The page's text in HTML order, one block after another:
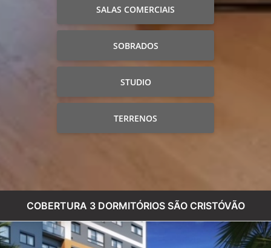
SALAS COMERCIAIS
SOBRADOS
STUDIO
TERRENOS
COBERTURA 3 DORMITÓRIOS SÃO CRISTÓVÃO